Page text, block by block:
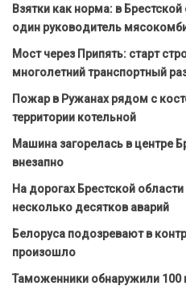
Взятки как норма: в
один руководитель
Мост через Припять: старт
многолетний транспортный
Пожар в Ружанах рядом с
территории котельной
Машина загорелась в центре
внезапно
На дорогах Брестской
несколько десятков аварий
Белоруса подозревают в
произошло
Таможенники обнаружили 100